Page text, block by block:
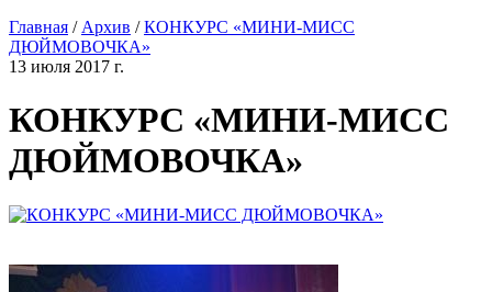
Главная / Архив /КОНКУРС «МИНИ-МИСС
ДЮЙМОВОЧКА»
13 июля 2017 г.
КОНКУРС «МИНИ-МИСС
ДЮЙМОВОЧКА»